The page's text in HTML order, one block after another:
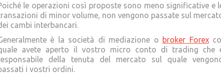
le operazioni così proposte sono meno significative e
di minor volume, non vengono passate sul
cambi interbancari.
è la società di mediazione o broker Forex
avete aperto il vostro micro conto di trading che
della tenuta del mercato sul quale
i vostri ordini.